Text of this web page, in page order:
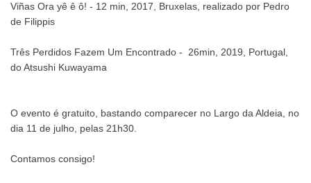
Viñas Ora yê ê ô! - 12 min, 2017, Bruxelas, realizado por Pedro
de Filippis
Três Perdidos Fazem Um Encontrado - 26min, 2019, Portugal,
do Atsushi Kuwayama
O evento é gratuito, bastando comparecer no Largo da Aldeia, no
dia 11 de julho, pelas 21h30.
Contamos consigo!